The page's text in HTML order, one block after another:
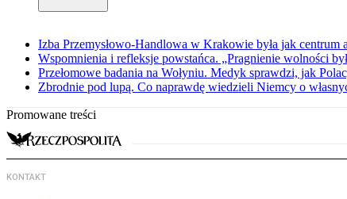
Izba Przemysłowo-Handlowa w Krakowie była jak centrum
Wspomnienia i refleksje powstańca. „Pragnienie wolności
Przełomowe badania na Wołyniu. Medyk sprawdzi, jak
Zbrodnie pod lupą. Co naprawdę wiedzieli Niemcy o
Promowane treści
KONTAKT